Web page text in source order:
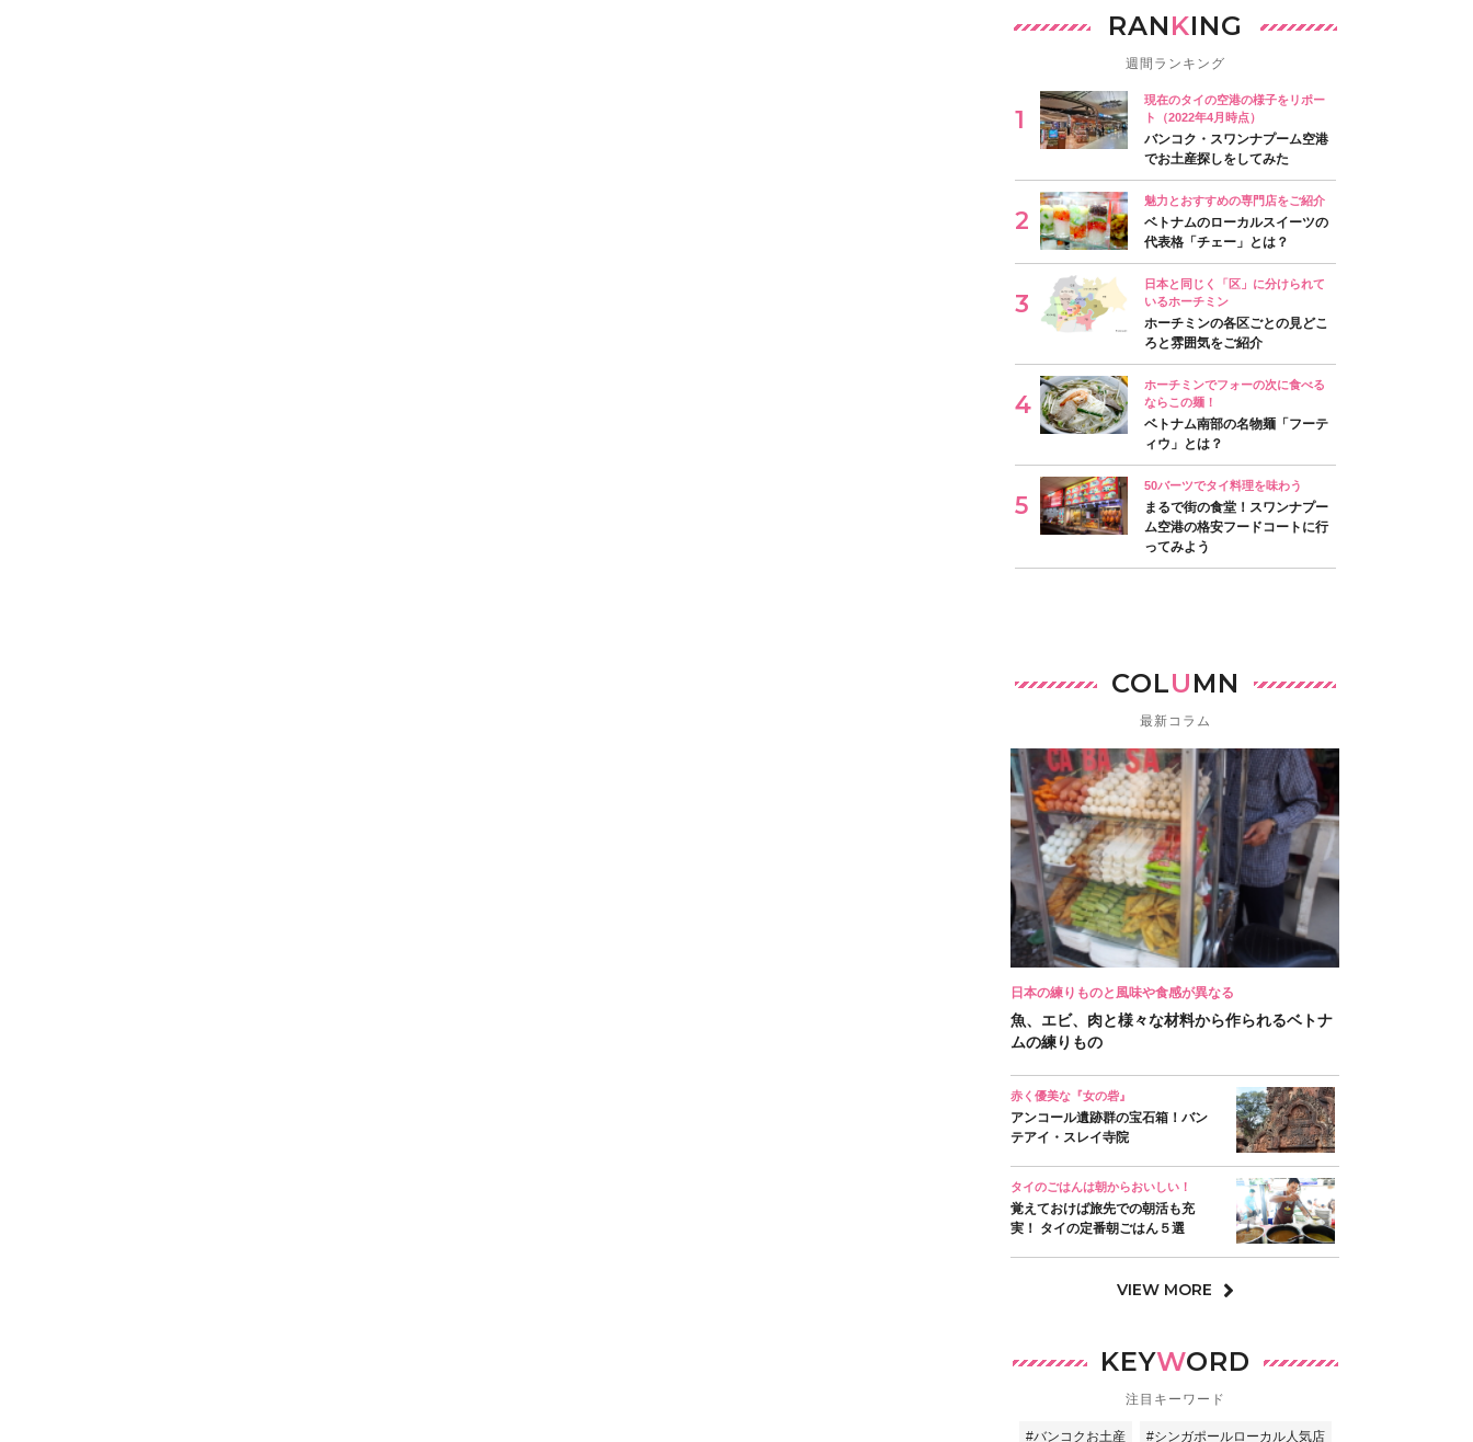
RANKING
週間ランキング
現在のタイの空港の様子をリポー
ト（2022年4月時点）
バンコク・スワンナプーム空港
でお土産探しをしてみた
魅力とおすすめの専門店をご紹介
ベトナムのローカルスイーツの
代表格「チェー」とは？
日本と同じく「区」に分けられて
いるホーチミン
ホーチミンの各区ごとの見どこ
ろと雰囲気をご紹介
ホーチミンでフォーの次に食べる
ならこの麺！
ベトナム南部の名物麺「フーテ
ィウ」とは？
50バーツでタイ料理を味わう
まるで街の食堂！スワンナプー
ム空港の格安フードコートに行
ってみよう
COLUMN
最新コラム
日本の練りものと風味や食感が異なる
魚、エビ、肉と様々な材料から作られるベトナ
ムの練りもの
赤く優美な『女の砦』
アンコール遺跡群の宝石箱！バン
テアイ・スレイ寺院
タイのごはんは朝からおいしい！
覚えておけば旅先での朝活も充
実！ タイの定番朝ごはん５選
VIEW MORE
KEYWORD
注目キーワード
#バンコクお土産 #シンガポールローカル人気店